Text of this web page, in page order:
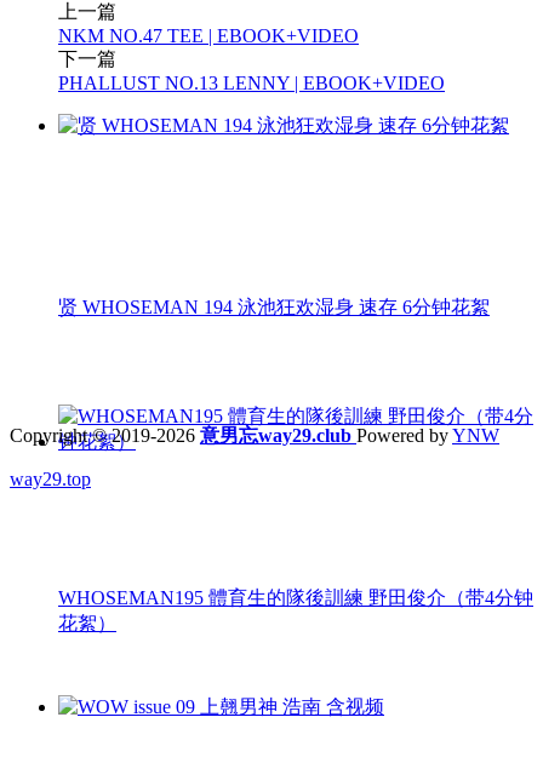
上一篇
NKM NO.47 TEE | EBOOK+VIDEO
下一篇
PHALLUST NO.13 LENNY | EBOOK+VIDEO
贤 WHOSEMAN 194 泳池狂欢湿身 速存 6分钟花絮
WHOSEMAN195 體育生的隊後訓練 野田俊介（带4分钟
花絮）
Copyright © 2019-2026 意男忘way29.club Powered byYNW
way29.top